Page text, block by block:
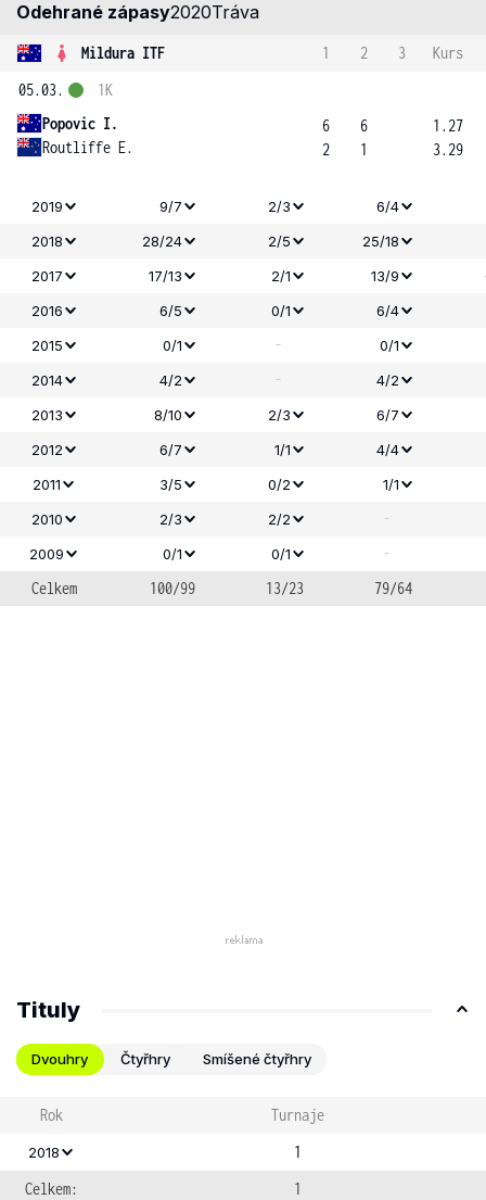
Odehrané zápasy2020Tráva
Mildura ITF 1 2 3
Kurs
05.03.
Popovic I.
Routliffe E.
1K
6
2
6
1
1.27
3.29
2019 9/7 2/3
6/4
2018
28/24 2/5
25/18
2017
17/13 2/1 13/9
2016
6/5 0/1
6/4
2015
0/1 -
0/1
2014
4/2 -
4/2
2013
8/10 2/3
6/7
2012
6/7 1/1
4/4
2011
3/5 0/2 1/1
2010
2/3 2/2 -
2009 0/1 0/1
-
Celkem
100/99 13/23 79/64
Tituly
Dvouhry Čtyřhry Smíšené čtyřhry
Rok Turnaje
2018
1
Celkem:
1